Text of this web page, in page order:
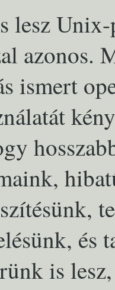
lesz
azonos.
ismert
és
is